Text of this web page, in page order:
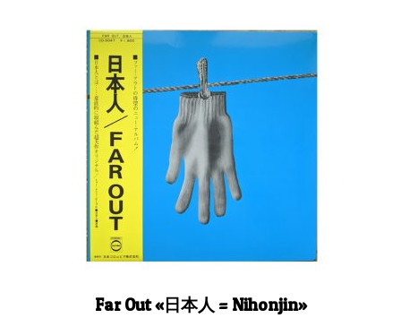
Far Out «日本人 = Nihonjin»